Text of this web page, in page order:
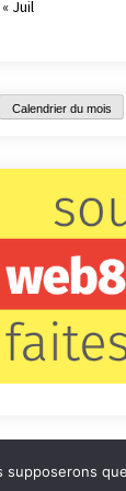
« Juil
Calendrier du mois
Qui sommes-